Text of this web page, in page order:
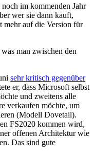
im kommenden Jahr
wer sie dann kauft,
mehr auf die Version für
man zwischen den
sehr kritisch gegenüber
er, dass Microsoft selbst
und zweitens alle
verkaufen möchte, um
(Modell Dovetail).
FS2020 kommen wird,
offenen Architektur wie
Das sind gute